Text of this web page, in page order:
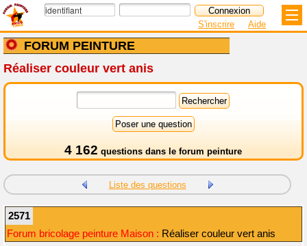
FORUM PEINTURE
S'inscrire Aide
Réaliser couleur vert anis
4 162 questions dans le forum peinture
Liste des questions
2571
Forum bricolage peinture Maison : Réaliser couleur vert anis